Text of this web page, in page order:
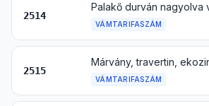
2514
VÁMTARIFASZÁM
2515
VÁMTARIFASZÁM